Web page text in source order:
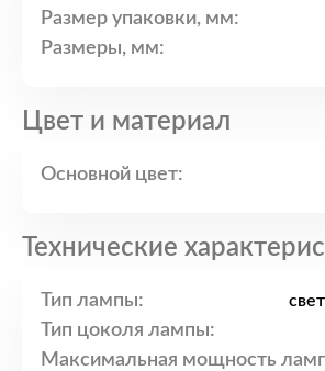
Размер упаковки, мм:
Размеры, мм:
Цвет и материал
Основной цвет:
Технические
Тип лампы:
Тип цоколя лампы:
Максимальная мощность